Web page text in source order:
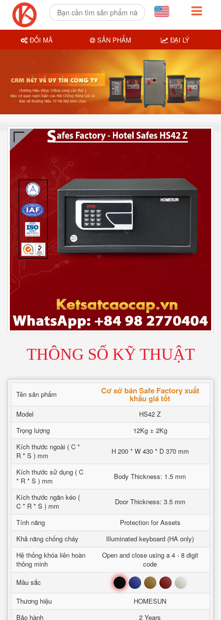
THÔNG SỐ KỸ THUẬT
Tên sản phẩm Cơ sở bán Safe Factory xuất
khẩu giá tốt
Model
HS42 Z
Trọng lượng
12Kg ± 2Kg
Kích thước ngoài ( C *
R * S ) mm
H 200 * W 430 * D 370 mm
Kích thước sử dụng ( C
* R * S ) mm
Body Thickness: 1.5 mm
Kích thước ngăn kéo (
C * R * S ) mm
Door Thickness: 3.5 mm
Tính năng
Protection for Assets
Khả năng chống cháy
Illuminated keyboard (HA only)
Hệ thống khóa liên hoàn
thông minh
Open and close using a 4 - 8 digit
code
Mầu sắc
Đen Xanh Nâu Đỏ Trắng
Thương hiệu
HOMESUN
Bảo hành
2 Years
ĐỔI MÃ SẢN PHẨM ĐẠI LÝ